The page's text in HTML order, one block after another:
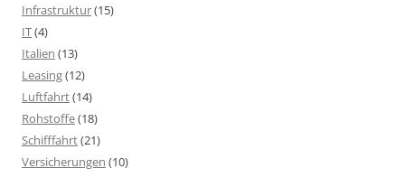
Infrastruktur(15)
IT(4)
Italien (13)
Leasing(12)
Luftfahrt(14)
Rohstoffe(18)
Schifffahrt(21)
Versicherungen (10)